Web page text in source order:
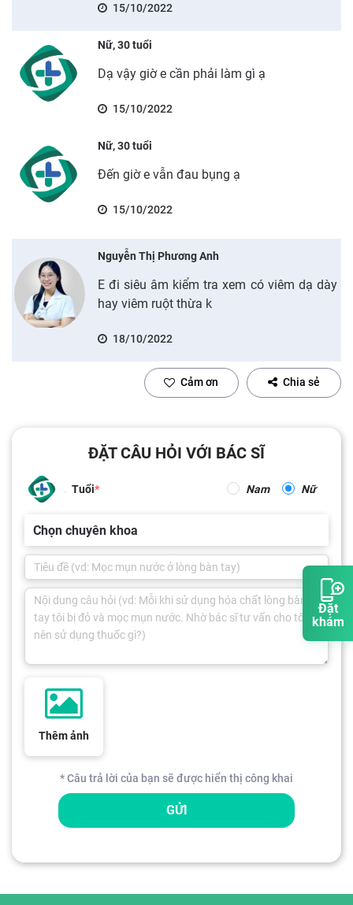
Đặt
khám
15/10/2022
Nữ, 30 tuổi
Dạ vậy giờ e cần phải làm gì ạ
15/10/2022
Nữ, 30 tuổi
Đến giờ e vẫn đau bụng ạ
15/10/2022
Nguyễn Thị Phương Anh
E đi siêu âm kiểm tra xem có viêm dạ dày
hay viêm ruột thừa k
18/10/2022
Cảm ơn Chia sẻ
ĐẶT CÂU HỎI VỚI BÁC SĨ
Tuổi Nam Nữ
Chọn chuyên khoa
Thêm ảnh
* Câu trả lời của bạn sẽ được hiển thị công khai
GỬI